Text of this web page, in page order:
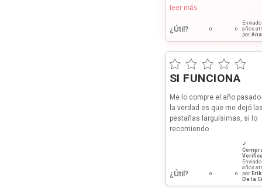
leer más
¿Útil? 0 0
Enviado
años
por
SI FUNCIONA
Me lo compre el año pasado
la verdad es que me dejó
pestañas larguísimas, si lo
recomiendo
¿Útil? 0 0
✓
Enviado
años
por
De la